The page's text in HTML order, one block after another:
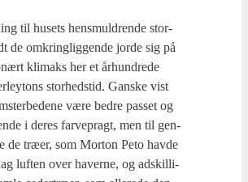
til husets hens­mul­dren­de stor­
de omkring­lig­gen­de jor­de sig på
kli­maks her et århund­re­de
stor­heds­tid. Gan­ske vist
være bed­re pas­set og
i deres far­ve­pragt, men til gen­
de træ­er, som Mor­ton Peto hav­de
luf­ten over haver­ne, og adskil­li­